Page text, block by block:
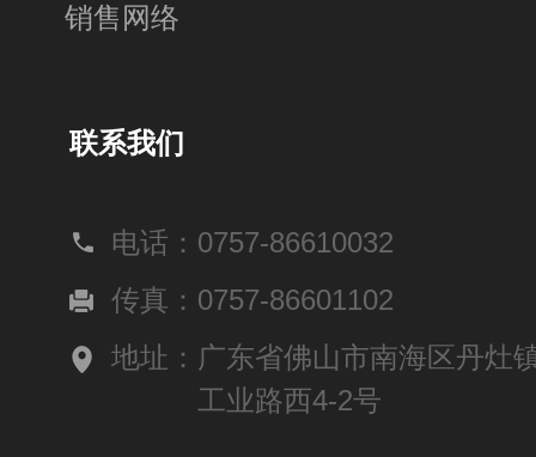
联系我们
销售网络
电话：0757-86610032
传真：0757-86601102
地址：广东省佛山市南海区丹灶
工业路西4-2号